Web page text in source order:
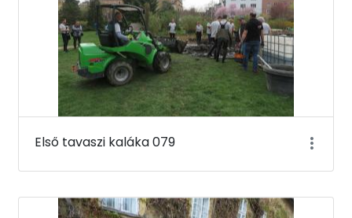
Első tavaszi kaláka 079